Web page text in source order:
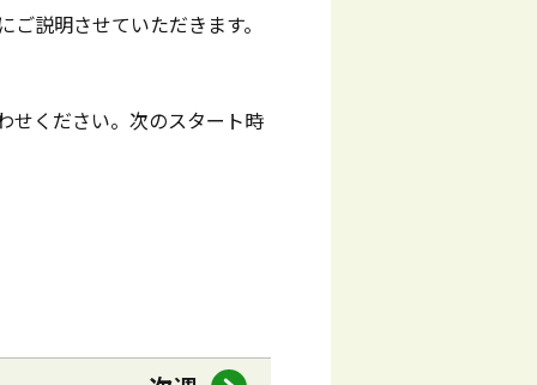
説明させていただきます。
せください。次のスタート時